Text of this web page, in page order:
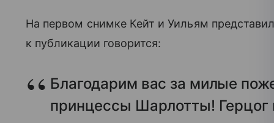
На первом снимке Кейт и Уильям
к публикации говорится:
Благодарим вас за милые
принцессы Шарлотты! Герцог